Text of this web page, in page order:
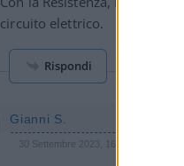
circuito elettrico.
Rispondi
Gianni S.
30 Settembre 2023, 16:34 16:34